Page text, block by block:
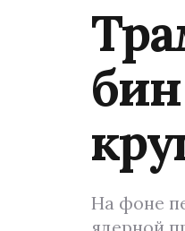
На фоне